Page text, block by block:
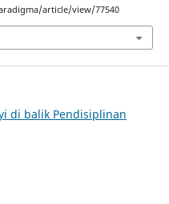
article/view/77540
di balik Pendisiplinan